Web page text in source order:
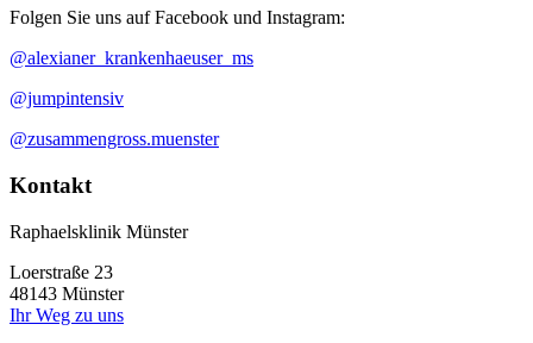
Folgen Sie uns auf Facebook und Instagram:
@alexianer_krankenhaeuser_ms
@jumpintensiv
@zusammengross.muenster
Kontakt
Raphaelsklinik Münster
Loerstraße 23
48143 Münster
Ihr Weg zu uns